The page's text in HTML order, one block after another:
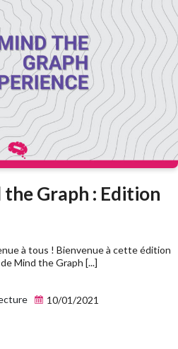
Graph : Edition
à tous ! Bienvenue à cette édition
Mind the Graph [...]
10/01/2021